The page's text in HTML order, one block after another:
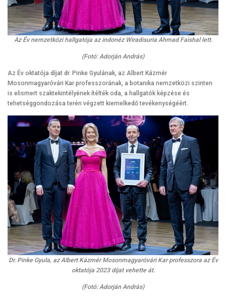
Az Év nemzetközi hallgatója az indonéz Wiradisuria Ahmad Faishal lett.
(Fotó: Adorján András)
Az Év oktatója díjat dr. Pinke Gyulának, az Albert Kázmér
Mosonmagyaróvári Kar professzorának, a botanika nemzetközi szinten
is elismert szaktekintélyének ítélték oda, a hallgatók képzése és
tehetséggondozása terén végzett kiemelkedő tevékenységéért.
Dr. Pinke Gyula, az Albert Kázmér Mosonmagyaróvári Kar professzora az Év
oktatója 2023 díjat vehette át.
(Fotó: Adorján András)